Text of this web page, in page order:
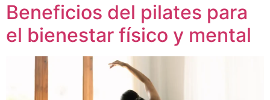
Beneficios del pilates para
el bienestar físico y mental